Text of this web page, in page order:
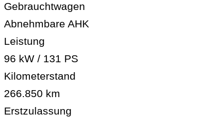
Gebrauchtwagen
Abnehmbare AHK
Leistung
96 kW / 131 PS
Kilometerstand
266.850 km
Erstzulassung